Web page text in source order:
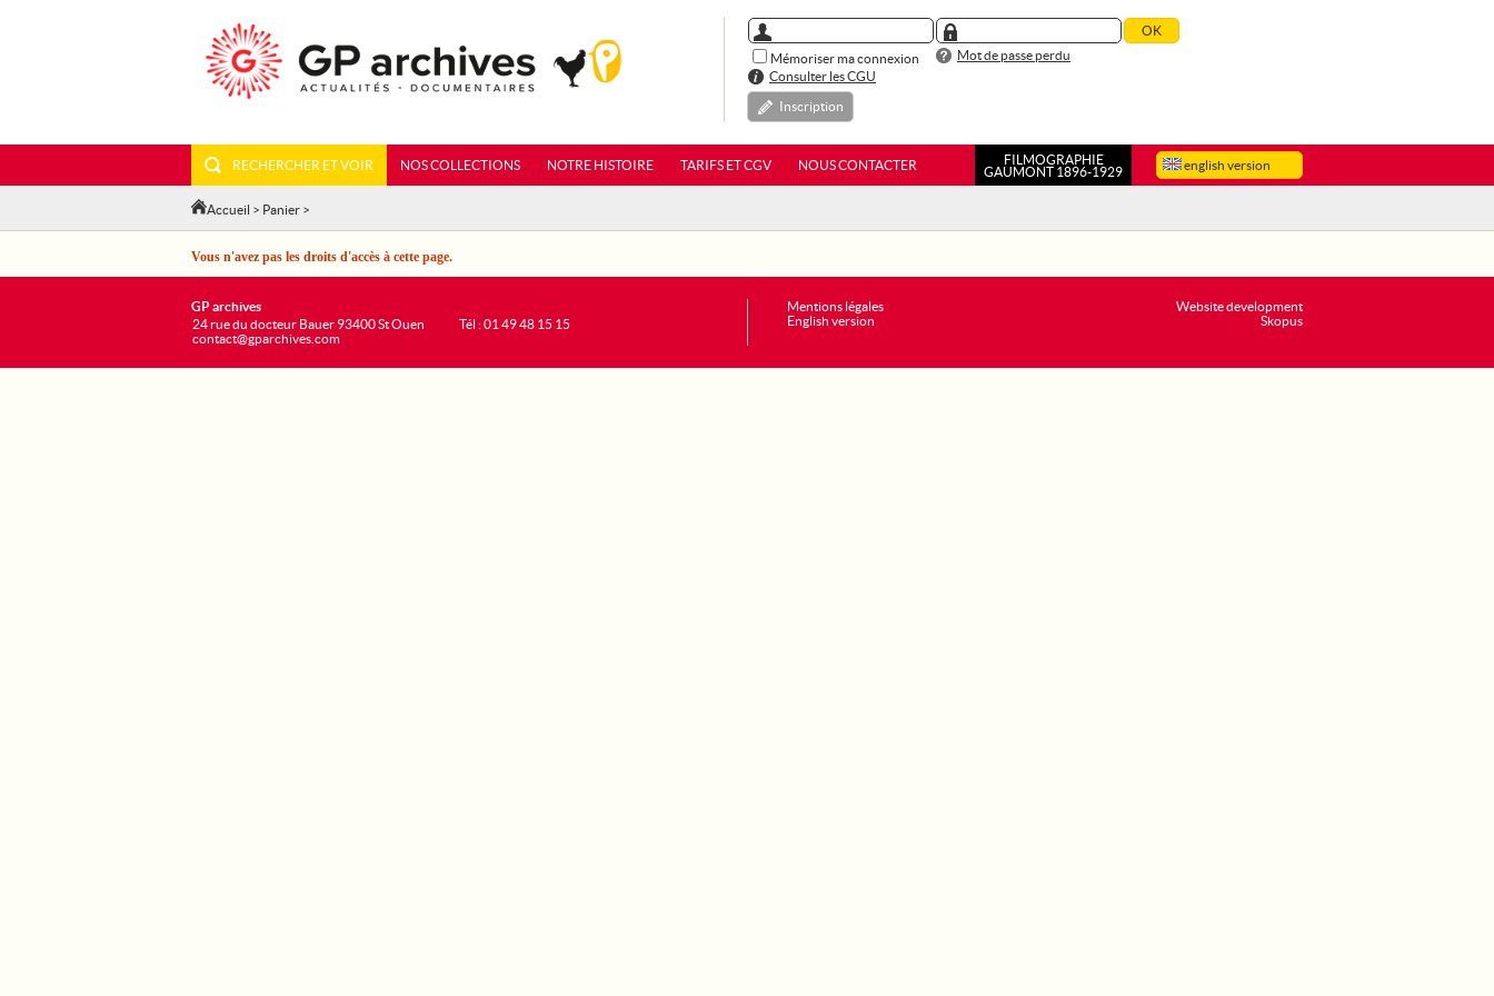
Mémoriser ma connexion
Mot de passe perdu
Consulter les CGU
Inscription
english version
RECHERCHER ET VOIR NOS COLLECTIONS NOTRE HISTOIRE TARIFS ET CGV NOUS CONTACTER
FILMOGRAPHIE
GAUMONT 1896-1929
Accueil > Panier >
Vous n'avez pas les droits d'accès à cette page.
Website development
Skopus
GP archives
24 rue du docteur Bauer 93400 St Ouen
contact@gparchives.com
Tél : 01 49 48 15 15
Mentions légales
English version